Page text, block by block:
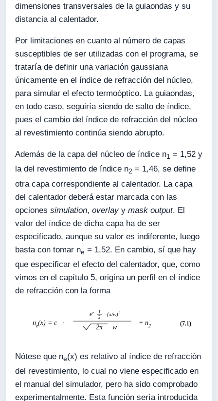
dimensiones transversales de la guiaondas y su
distancia al calentador.
Por limitaciones en cuanto al número de capas
susceptibles de ser utilizadas con el programa, se
trataría de definir una variación gaussiana
únicamente en el índice de refracción del núcleo,
para simular el efecto termoóptico. La guiaondas,
en todo caso, seguiría siendo de salto de índice,
pues el cambio del índice de refracción del núcleo
al revestimiento continúa siendo abrupto.
Además de la capa del núcleo de índice n1 = 1,52 y
la del revestimiento de índice n2 = 1,46, se define
otra capa correspondiente al calentador. La capa
del calentador deberá estar marcada con las
opcionessimulation,overlayymask output. El
valor del índice de dicha capa ha de ser
especificado, aunque su valor es indiferente, luego
basta con tomar ne = 1,52. En cambio, sí que hay
que especificar el efecto del calentador, que, como
vimos en el capítulo 5, origina un perfil en el índice
de refracción con la forma
Nótese que ne(x) es relativo al índice de refracción
del revestimiento, lo cual no viene especificado en
el manual del simulador, pero ha sido comprobado
experimentalmente. Esta función sería introducida